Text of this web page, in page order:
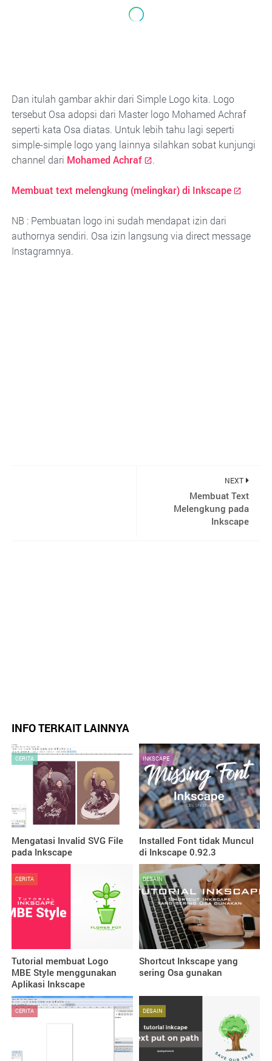
Dan itulah gambar akhir dari Simple Logo kita. Logo
tersebut Osa adopsi dari Master logo Mohamed Achraf
seperti kata Osa diatas. Untuk lebih tahu lagi seperti
simple-simple logo yang lainnya silahkan sobat kunjungi
channel dari Mohamed Achraf .
Membuat text melengkung (melingkar) di Inkscape
NB : Pembuatan logo ini sudah mendapat izin dari
authornya sendiri. Osa izin langsung via direct message
Instagramnya.
NEXT
Membuat Text
Melengkung pada
Inkscape
INFO TERKAIT LAINNYA
CERITA
Mengatasi Invalid SVG File
pada Inkscape
INKSCAPE
Installed Font tidak Muncul
di Inkscape 0.92.3
CERITA
Tutorial membuat Logo
MBE Style menggunakan
Aplikasi Inkscape
DESAIN
Shortcut Inkscape yang
sering Osa gunakan
CERITA DESAIN